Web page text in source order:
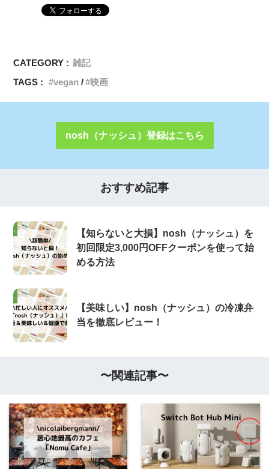
CATEGORY : 雑記
TAGS :
vegan 映画
nosh（ナッシュ）登録はこちら
おすすめ記事
【知らないと大損】nosh（ナッシュ）を
初回限定3,000円OFFクーポンを使って始
める方法
【美味しい】nosh（ナッシュ）の冷凍弁
当を徹底レビュー！
〜関連記事〜